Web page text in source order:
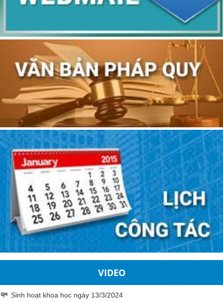
VIDEO
Sinh hoạt khoa học ngày 13/3/2024